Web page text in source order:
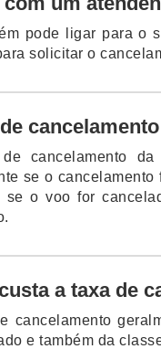
pode ligar para o
solicitar o
cancelamento
se o
se o voo for
a taxa de
cancelamento
e também da